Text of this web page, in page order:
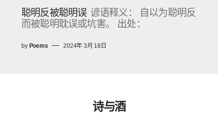
聪明反被聪明误 谚语释义： 自以为聪明反
而被聪明耽误或坑害。 出处：
by Poems 2024年 3月 18日
诗与酒